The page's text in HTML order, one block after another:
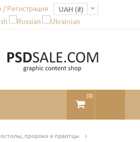
/ Регистрация
(0)
пророки и праотцы